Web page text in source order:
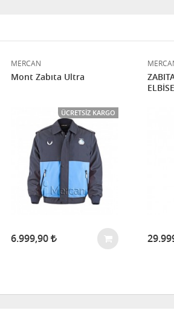
MERCAN
Mont Zabıta Ultra
ÜCRETSIZ KARGO
6.999,90